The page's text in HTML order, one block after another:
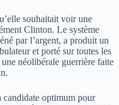
souhaitait voir une
Clinton. Le système
par l’argent, a produit un
et porté sur toutes les
néolibérale guerrière faite
candidate optimum pour